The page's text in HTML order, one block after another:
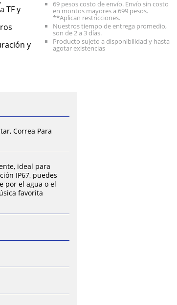
TF y
y
69 pesos costo de envío. Envío sin costo
en montos mayores a 699 pesos.
**Aplican restricciones.
Nuestros tiempo de entrega promedio,
son de 2 a 3 días.
Producto sujeto a disponibilidad y hasta
agotar existencias
Correa Para
ideal para
IP67, puedes
por el agua o el
favorita